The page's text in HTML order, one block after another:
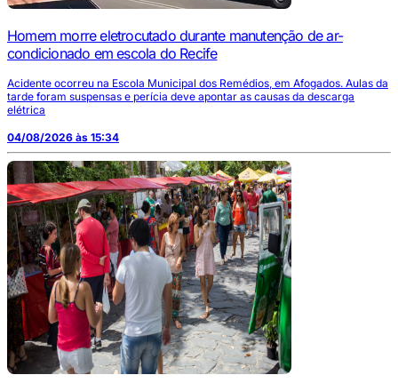
Homem morre eletrocutado durante manutenção de ar-
condicionado em escola do Recife
Acidente ocorreu na Escola Municipal dos Remédios, em Afogados. Aulas da
tarde foram suspensas e perícia deve apontar as causas da descarga
elétrica
04/08/2026 às 15:34